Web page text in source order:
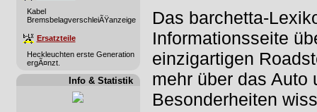
Kabel
BremsbelagverschleiÃŸanzeige
Ersatzteile
Heckleuchten erste Generation
ergÃ¤nzt.
Info & Statistik
Das barchetta-
Informationsseite
einzigartigen
mehr über das Auto
Besonderheiten